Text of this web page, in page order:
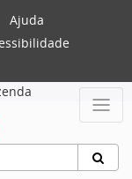
Ajuda